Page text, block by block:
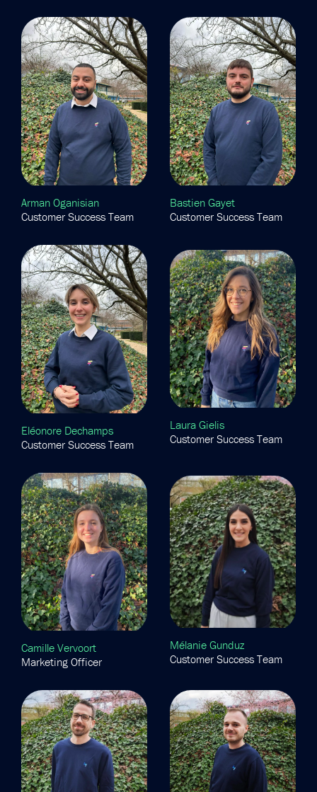
Arman Oganisian
Customer Success Team
Bastien Gayet
Customer Success Team
Eléonore Dechamps
Customer Success Team
Laura Gielis
Customer Success Team
Camille Vervoort
Marketing Officer
Mélanie Gunduz
Customer Success Team